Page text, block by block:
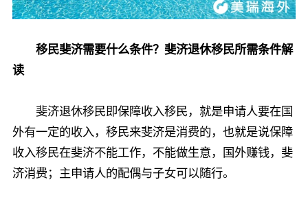
移民斐济需要什么条件？斐济退休移民所需条件解
读
斐济退休移民即保障收入移民，就是申请人要在国
外有一定的收入，移民来斐济是消费的，也就是说保障
收入移民在斐济不能工作，不能做生意，国外赚钱，斐
济消费；主申请人的配偶与子女可以随行。